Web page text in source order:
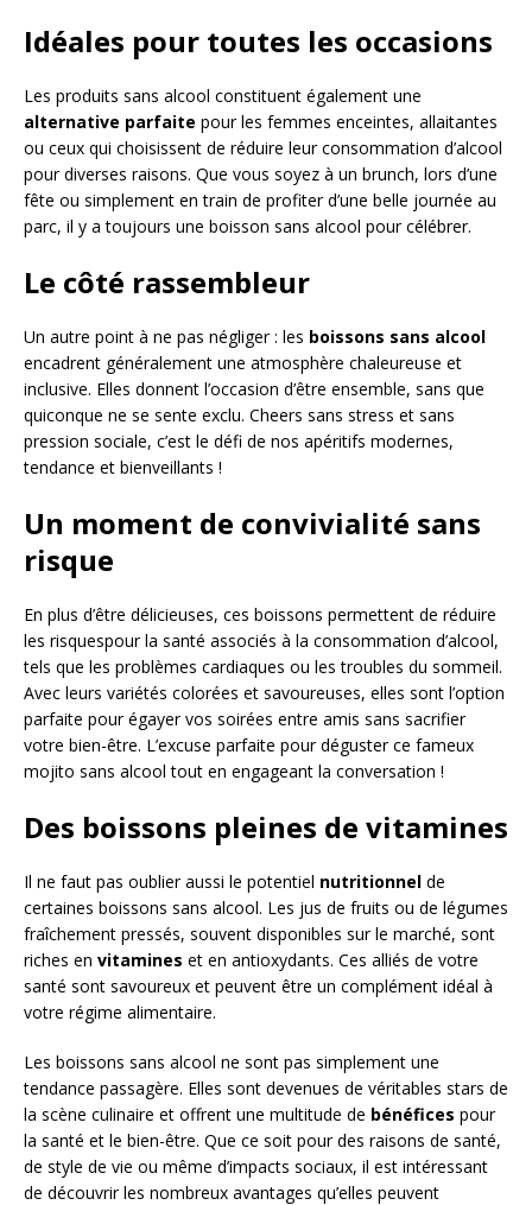
Idéales pour toutes les occasions
Les produits sans alcool constituent également une
alternative parfaite pour les femmes enceintes, allaitantes
ou ceux qui choisissent de réduire leur consommation d’alcool
pour diverses raisons. Que vous soyez à un brunch, lors d’une
fête ou simplement en train de profiter d’une belle journée au
parc, il y a toujours une boisson sans alcool pour célébrer.
Le côté rassembleur
Un autre point à ne pas négliger : les boissons sans alcool
encadrent généralement une atmosphère chaleureuse et
inclusive. Elles donnent l’occasion d’être ensemble, sans que
quiconque ne se sente exclu. Cheers sans stress et sans
pression sociale, c’est le défi de nos apéritifs modernes,
tendance et bienveillants !
Un moment de convivialité sans
risque
En plus d’être délicieuses, ces boissons permettent de réduire
les risquespour la santé associés à la consommation d’alcool,
tels que les problèmes cardiaques ou les troubles du sommeil.
Avec leurs variétés colorées et savoureuses, elles sont l’option
parfaite pour égayer vos soirées entre amis sans sacrifier
votre bien-être. L’excuse parfaite pour déguster ce fameux
mojito sans alcool tout en engageant la conversation !
Des boissons pleines de vitamines
Il ne faut pas oublier aussi le potentiel nutritionnel de
certaines boissons sans alcool. Les jus de fruits ou de légumes
fraîchement pressés, souvent disponibles sur le marché, sont
riches en vitamines et en antioxydants. Ces alliés de votre
santé sont savoureux et peuvent être un complément idéal à
votre régime alimentaire.
Les boissons sans alcool ne sont pas simplement une
tendance passagère. Elles sont devenues de véritables stars de
la scène culinaire et offrent une multitude de bénéfices pour
la santé et le bien-être. Que ce soit pour des raisons de santé,
de style de vie ou même d’impacts sociaux, il est intéressant
de découvrir les nombreux avantages qu’elles peuvent